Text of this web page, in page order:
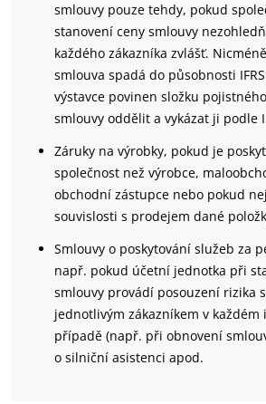
smlouvy pouze tehdy, pokud
stanovení ceny smlouvy
každého zákazníka zvlášť.
smlouva spadá do působnosti
výstavce povinen složku
smlouvy oddělit a vykázat ji podle
Záruky na výrobky, pokud je
společnost než výrobce,
obchodní zástupce nebo pokud
souvislosti s prodejem dané
Smlouvy o poskytování služeb za
např. pokud účetní jednotka při
smlouvy provádí posouzení rizika
jednotlivým zákazníkem v
případě (např. při obnovení
o silniční asistenci apod.